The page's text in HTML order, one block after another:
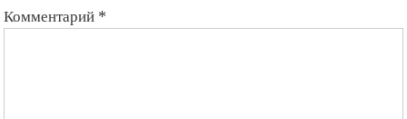
Комментарий *